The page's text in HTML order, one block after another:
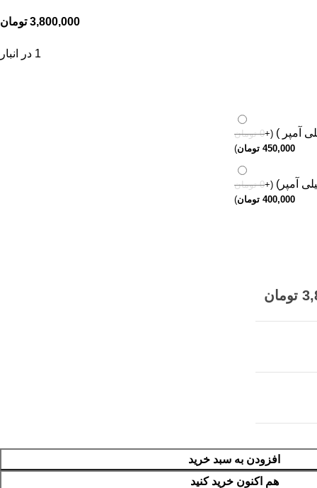
3,800,000 تومان
1 در انبار
(
+
0 تومان
450,000 تومان)
(
+
0 تومان
400,000 تومان)
تومان
افزودن به سبد خرید
هم اکنون خرید کنید